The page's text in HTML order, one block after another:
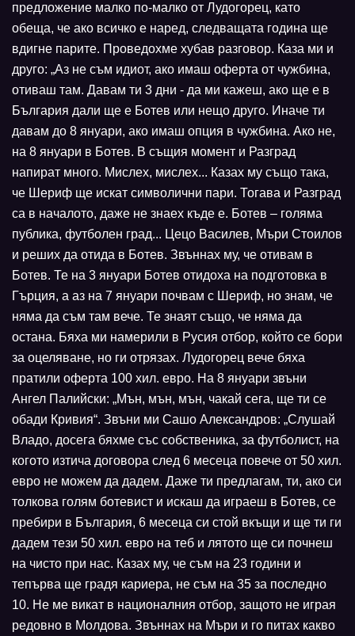
предложение малко по-малко от Лудогорец, като
обеща, че ако всичко е наред, следващата година ще
вдигне парите. Проведохме хубав разговор. Каза ми и
друго: „Аз не съм идиот, ако имаш оферта от чужбина,
отиваш там. Давам ти 3 дни - да ми кажеш, ако ще е в
България дали ще е Ботев или нещо друго. Иначе ти
давам до 8 януари, ако имаш опция в чужбина. Ако не,
на 8 януари в Ботев. В същия момент и Разград
напират много. Мислех, мислех... Казах му също така,
че Шериф ще искат символични пари. Тогава и Разград
са в началото, даже не знаех къде е. Ботев – голяма
публика, футболен град... Цецо Василев, Мъри Стоилов
и реших да отида в Ботев. Звъннах му, че отивам в
Ботев. Те на 3 януари Ботев отидоха на подготовка в
Гърция, а аз на 7 януари почвам с Шериф, но знам, че
няма да съм там вече. Те знаят също, че няма да
остана. Бяха ми намерили в Русия отбор, който се бори
за оцеляване, но ги отрязах. Лудогорец вече бяха
пратили оферта 100 хил. евро. На 8 януари звъни
Ангел Палийски: „Мън, мън, мън, чакай сега, ще ти се
обади Кривия“. Звъни ми Сашо Александров: „Слушай
Владо, досега бяхме със собственика, за футболист, на
когото изтича договора след 6 месеца повече от 50 хил.
евро не можем да дадем. Даже ти предлагам, ти, ако си
толкова голям ботевист и искаш да играеш в Ботев, се
пребири в България, 6 месеца си стой вкъщи и ще ти ги
дадем тези 50 хил. евро на теб и лятото ще си почнеш
на чисто при нас. Казах му, че съм на 23 години и
тепърва ще градя кариера, не съм на 35 за последно
10. Не ме викат в националния отбор, защото не играя
редовно в Молдова. Звъннах на Мъри и го питах какво